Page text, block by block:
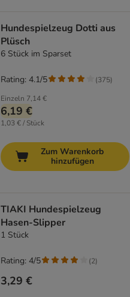
Hundespielzeug Dotti aus
Plüsch
6 Stück im Sparset
Einzeln 7,14 €
6,19 €
1,03 € / Stück
Rating: 4.1/5 (375)
Zum Warenkorb
hinzufügen
TIAKI Hundespielzeug
Hasen-Slipper
1 Stück
3,29 €
Rating: 4/5 (2)